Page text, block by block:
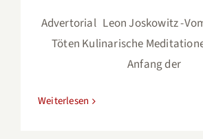
Advertorial Leon Joskowitz -
Töten Kulinarische
Anfang der
Weiterlesen